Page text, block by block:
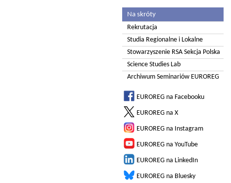
Na skróty
Rekrutacja
Studia Regionalne i Lokalne
Stowarzyszenie RSA Sekcja Polska
Science Studies Lab
Archiwum Seminariów EUROREG
EUROREG na Facebooku
EUROREG na X
EUROREG na Instagram
EUROREG na YouTube
EUROREG na LinkedIn
EUROREG na Bluesky